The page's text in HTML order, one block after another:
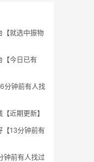
【就选中振物
【今日已有
分钟前有人找
近期更新】
【13分钟前有
钟前有人找过